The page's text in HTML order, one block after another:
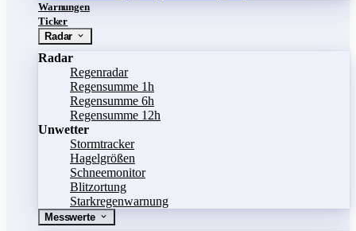
Warnungen
Ticker
Radar
Radar
Regenradar
Regensumme 1h
Regensumme 6h
Regensumme 12h
Unwetter
Stormtracker
Hagelgrößen
Schneemonitor
Blitzortung
Starkregenwarnung
Messwerte